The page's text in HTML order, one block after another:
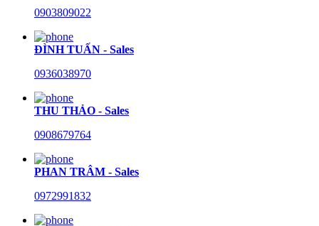
0903809022
ĐÌNH TUẤN - Sales
0936038970
THU THẢO - Sales
0908679764
PHAN TRÂM - Sales
0972991832